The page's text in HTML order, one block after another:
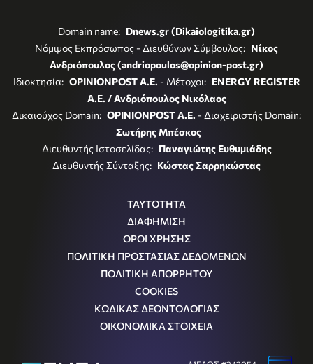
Domain name: Dnews.gr (Dikaiologitika.gr)
Νόμιμος Εκπρόσωπος - Διευθύνων Σύμβουλος: Νίκος
Ανδριόπουλος (andriopoulos@opinion-post.gr)
Ιδιοκτησία: OPINIONPOST A.E. - Μέτοχοι: ENERGY REGISTER
Α.Ε. / Ανδριόπουλος Νικόλαος
Δικαιούχος Domain: OPINIONPOST A.E. - Διαχειριστής Domain:
Σωτήρης Μπέσκος
Διευθυντής Ιστοσελίδας: Παναγιώτης Ευθυμιάδης
Διευθυντής Σύνταξης: Κώστας Σαρρηκώστας
ΤΑΥΤΟΤΗΤΑ
ΔΙΑΦΗΜΙΣΗ
ΟΡΟΙ ΧΡΗΣΗΣ
ΠΟΛΙΤΙΚΗ ΠΡΟΣΤΑΣΙΑΣ ΔΕΔΟΜΕΝΩΝ
ΠΟΛΙΤΙΚΗ ΑΠΟΡΡΗΤΟΥ
COOKIES
ΚΩΔΙΚΑΣ ΔΕΟΝΤΟΛΟΓΙΑΣ
ΟΙΚΟΝΟΜΙΚΑ ΣΤΟΙΧΕΙΑ